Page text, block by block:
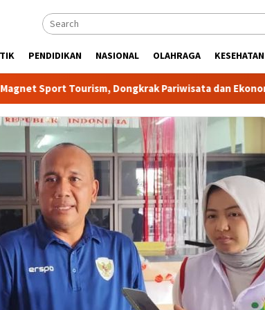
PENDIDIKAN NASIONAL OLAHRAGA KESEHATAN
Dongkrak Pariwisata dan Ekonomi Kabupaten Bogor